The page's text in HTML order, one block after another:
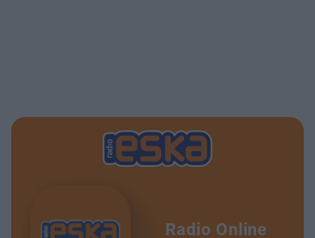
Radio Online